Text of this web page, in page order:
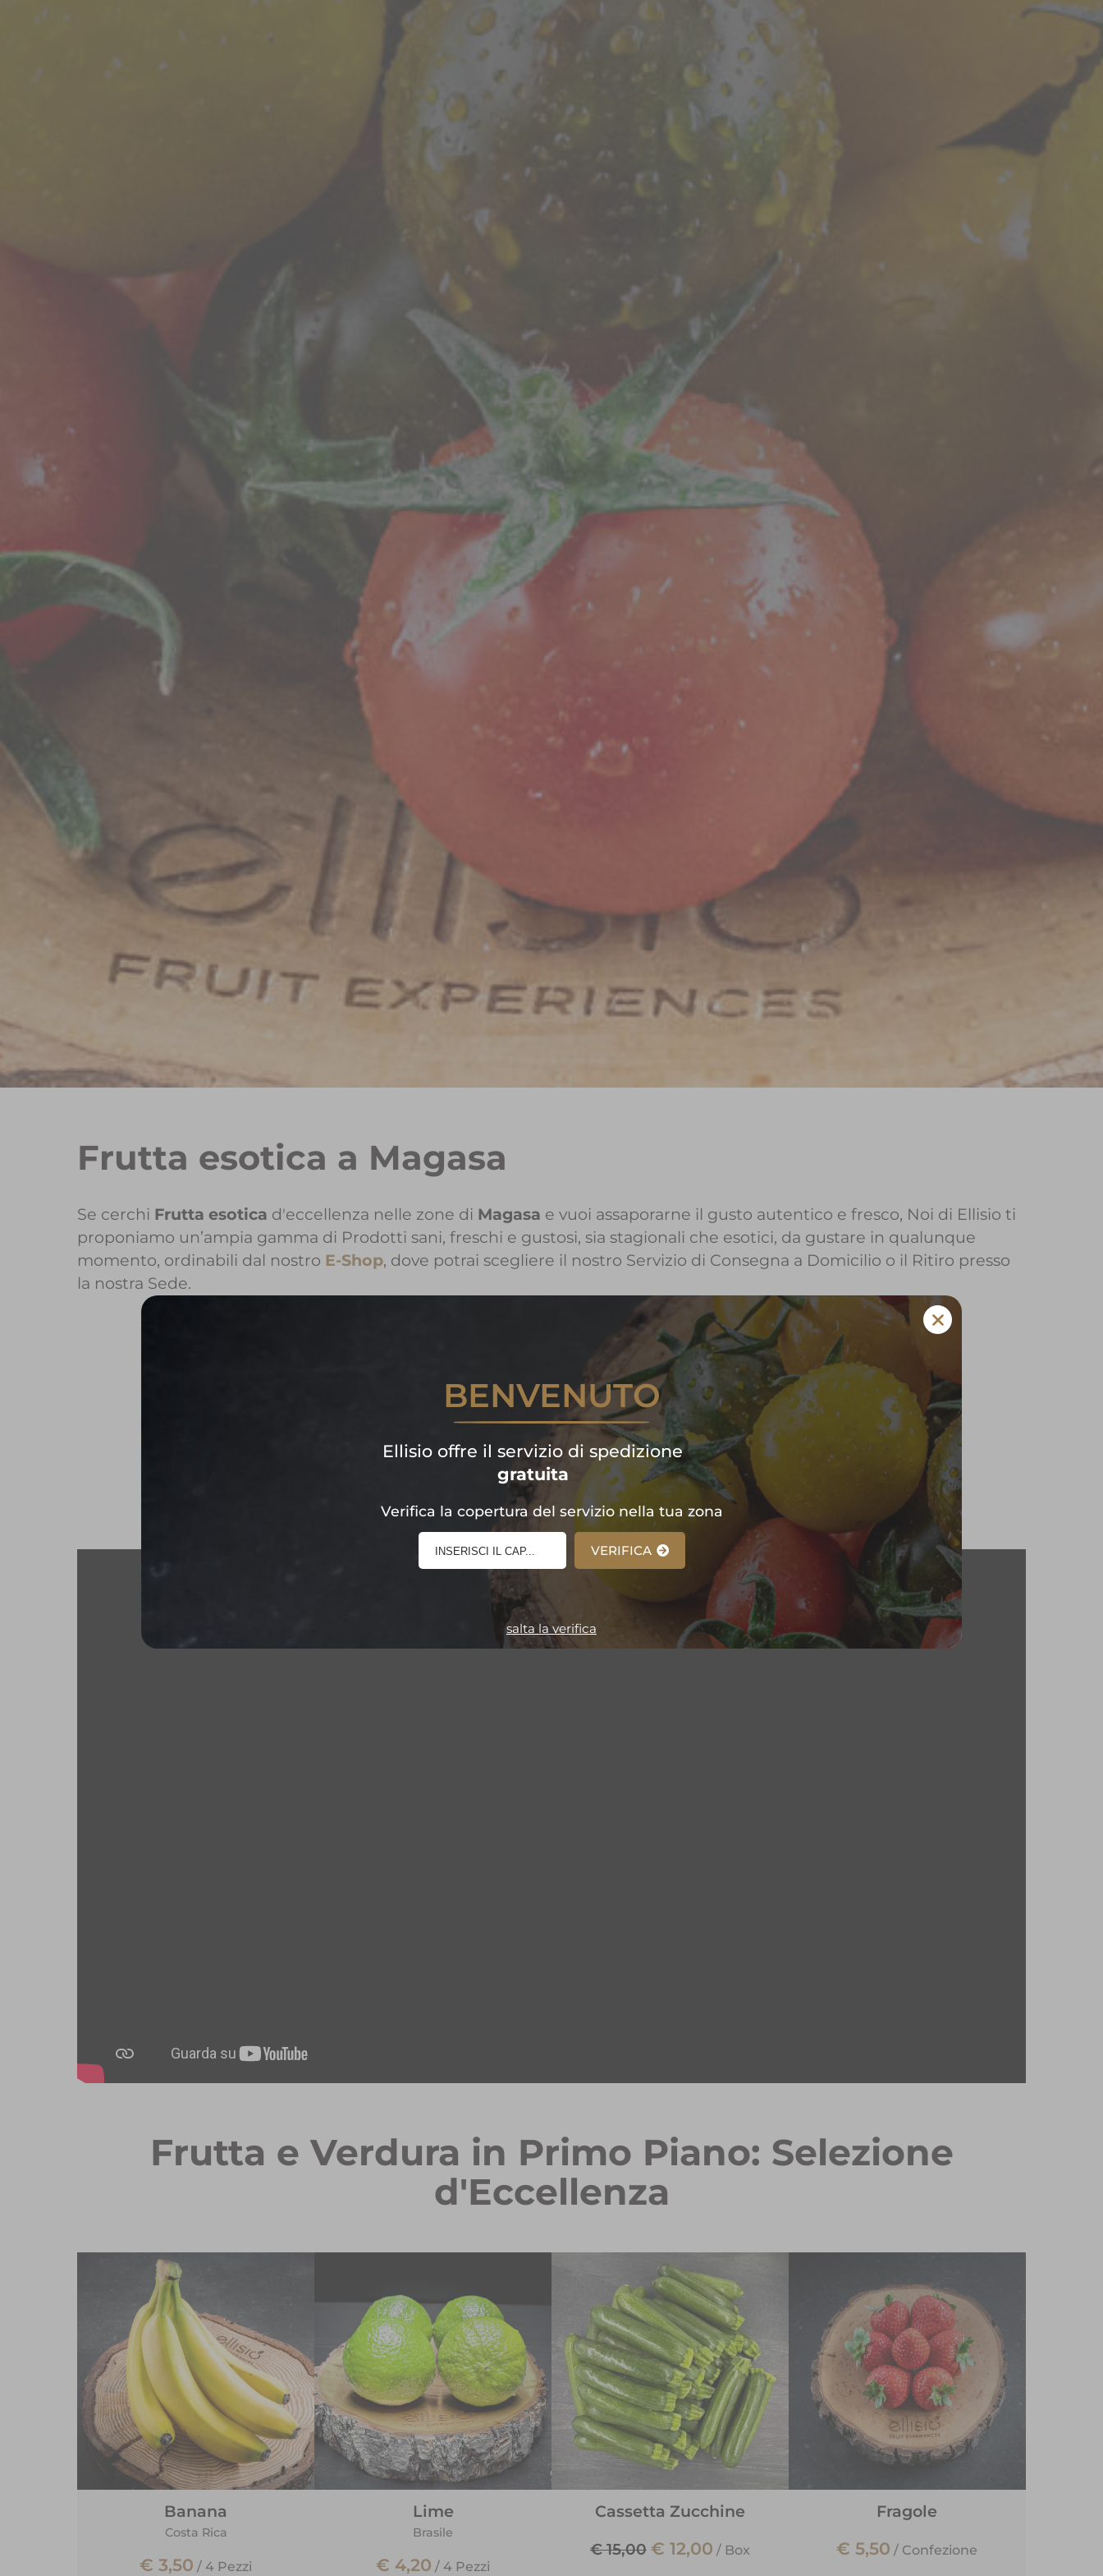
Frutta esotica a Magasa
Se cerchi Frutta esotica d'eccellenza nelle zone di Magasa e vuoi assaporarne il gusto autentico e fresco, Noi di Ellisio ti
proponiamo un’ampia gamma di Prodotti sani, freschi e gustosi, sia stagionali che esotici, da gustare in qualunque
momento, ordinabili dal nostro E-Shop, dove potrai scegliere il nostro Servizio di Consegna a Domicilio o il Ritiro presso
la nostra Sede.
Per maggiori informazioni sui Prodotti Ellisio a Magasa
Contattaci!
Per iniziare subito la tua spesa di frutta e verdura
E-Shop!
Frutta e Verdura in Primo Piano: Selezione
d'Eccellenza
Banana
Costa Rica
€ 3,50 /4 Pezzi
Lime
Brasile
€ 4,20 / 4 Pezzi
Cassetta Zucchine
€ 15,00 € 12,00 / Box
Fragole
€ 5,50 / Confezione
BENVENUTO
Ellisio offre il servizio di spedizione
gratuita
Verifica la copertura del servizio nella tua zona
VERIFICA
salta la verifica